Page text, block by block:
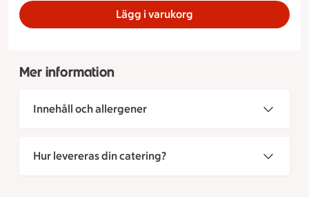
Lägg i varukorg
Mer information
Innehåll och allergener
Hur levereras din catering?